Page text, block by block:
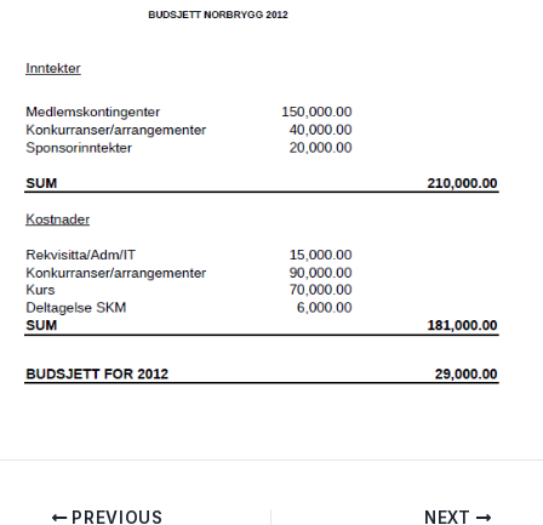
PREVIOUS NEXT